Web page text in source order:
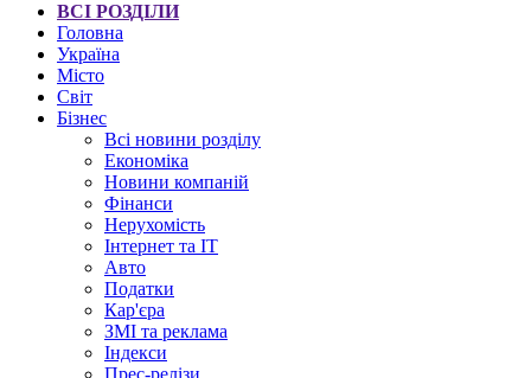
ВСІ РОЗДІЛИ
Головна
Україна
Місто
Світ
Бізнес
Всі новини розділу
Економіка
Новини компаній
Фінанси
Нерухомість
Інтернет та IT
Авто
Податки
Кар'єра
ЗМІ та реклама
Індекси
Прес-релізи